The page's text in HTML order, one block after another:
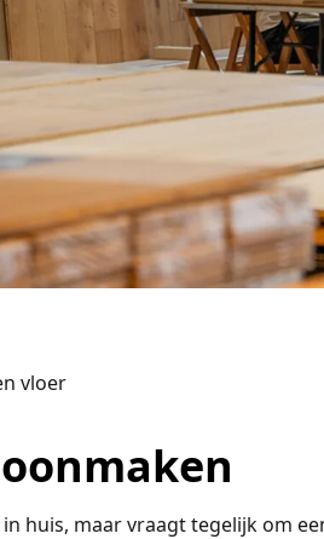
vloer
huis, maar vraagt tegelijk om